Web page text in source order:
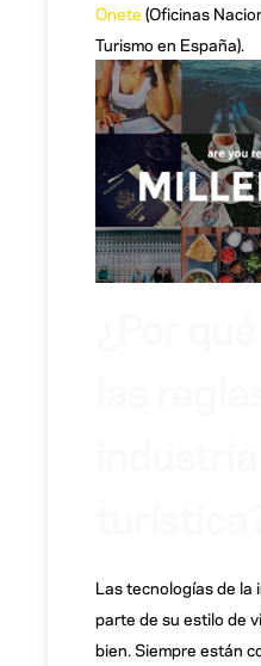
Onete (Oficinas
Turismo en España).
Las tecnologías de la
parte de su estilo de
bien. Siempre están